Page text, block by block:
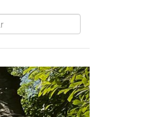
Siguiente